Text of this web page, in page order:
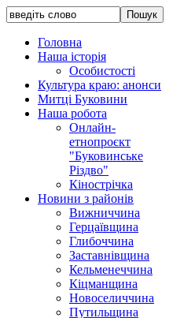
Головна
Наша історія
Особистості
Культура краю: анонси
Митці Буковини
Наша робота
Онлайн-
етнопроєкт
"Буковинське
Різдво"
Кінострічка
Новини з районів
Вижниччина
Герцаївщина
Глибоччина
Заставнівщина
Кельменеччина
Кіцманщина
Новоселиччина
Путильщина